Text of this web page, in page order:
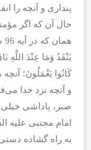
پندارى و آنچه را
حال آن که اگر
يَنْفَدُ وَمَا عِنْدَ اللَّهِ
كَانُوا يَعْمَلُونَ؛
و آنچه نزد خدا
صبر، پاداشى خيلى
امام مجتبی علیه
به راه گشاده